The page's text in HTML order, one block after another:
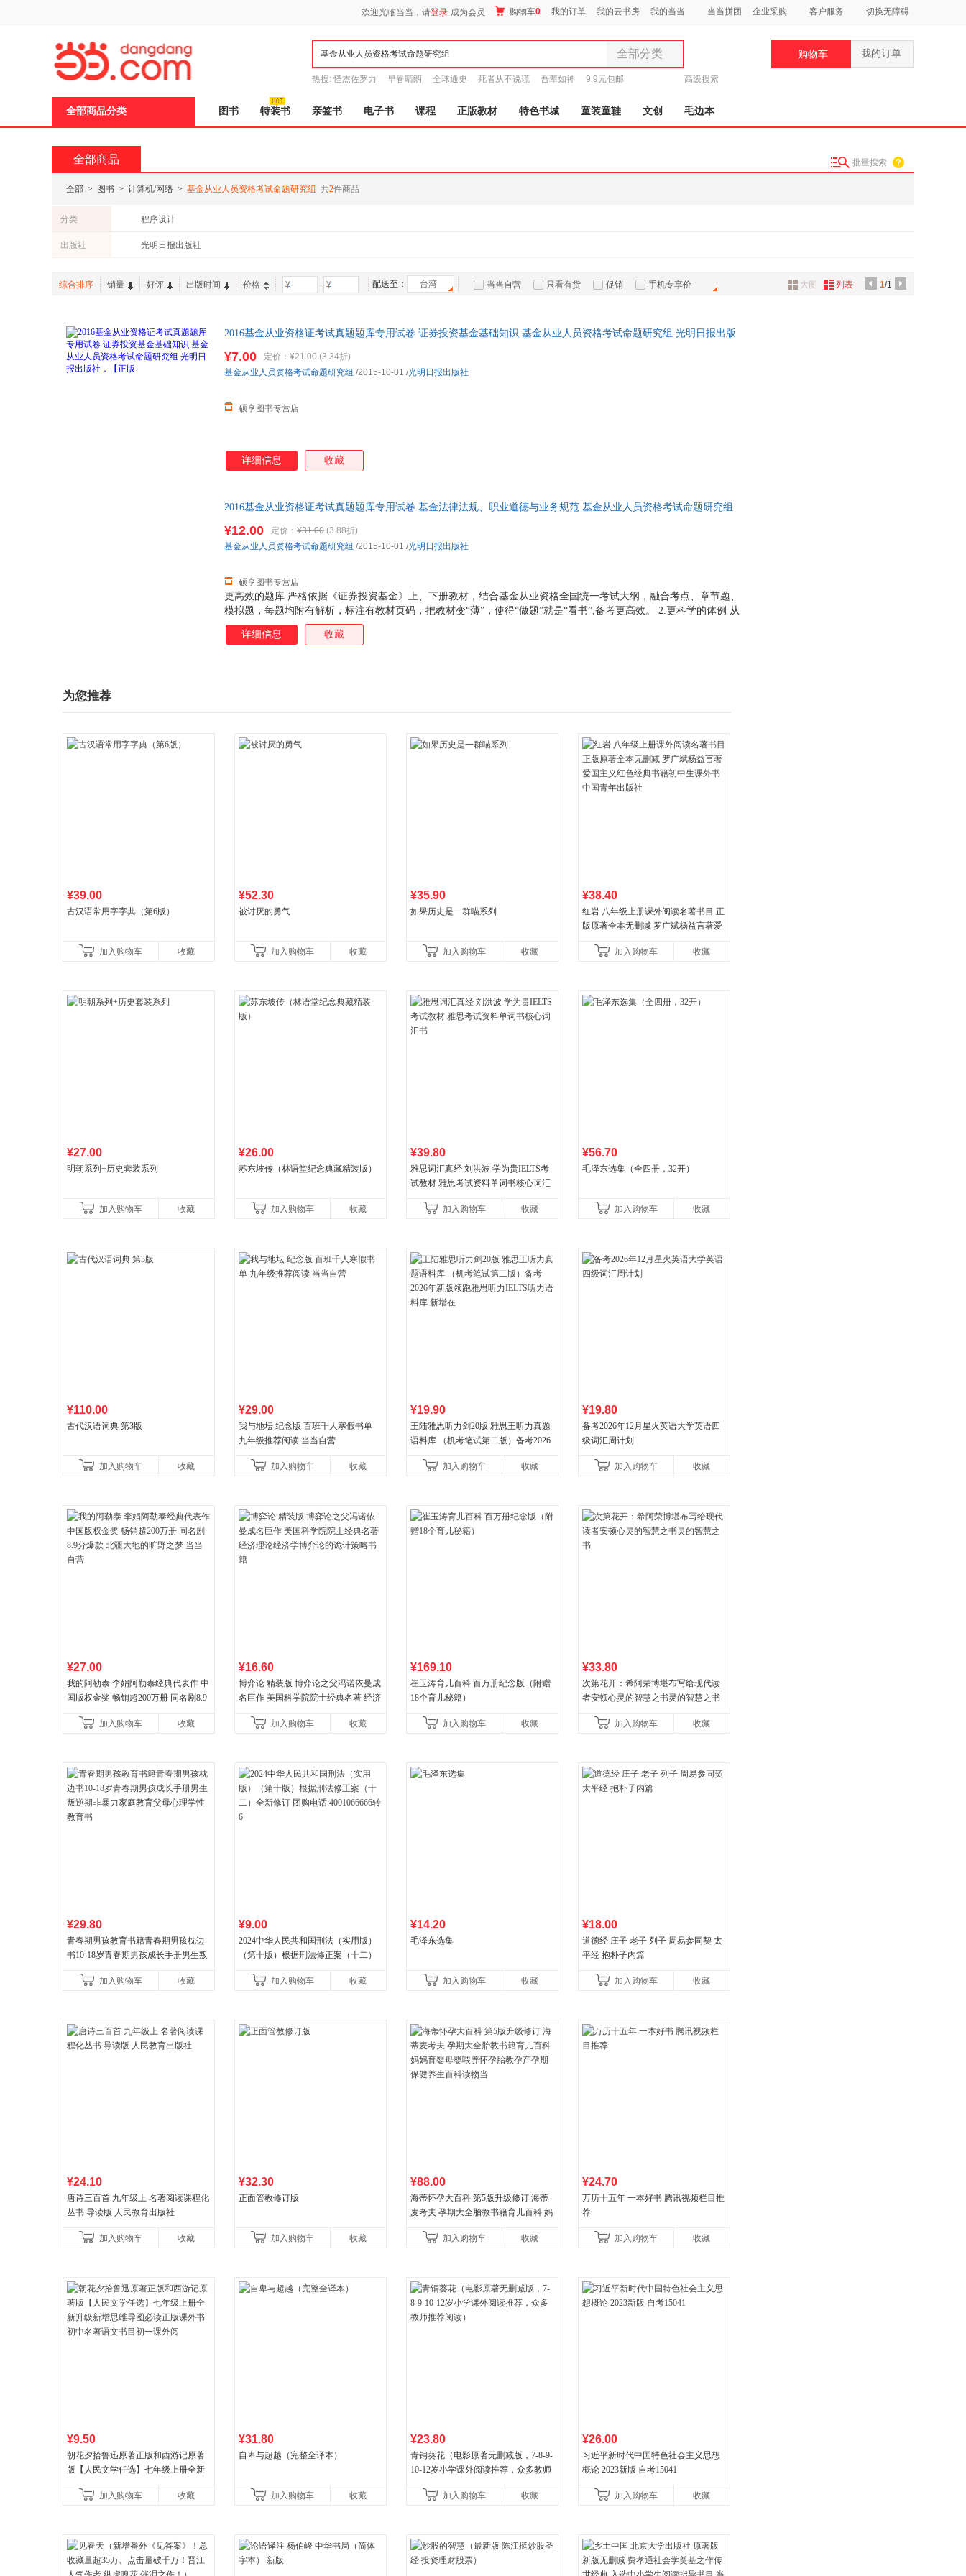
欢迎光临当当，请登录 成为会员 购物车0 我的订单 我的云书房 我的当当 当当拼团 企业采购 客户服务 切换无障碍
全部分类
全部分类
图书
电子书
家具装饰
箱包皮具
热搜: 怪杰佐罗力 早春晴朗 全球通史 死者从不说谎 吾辈如神 9.9元包邮 高级搜索
购物车 我的订单
全部商品分类 图书 特装书 亲签书 电子书 课程 正版教材 特色书城 童装童鞋 文创 毛边本
全部商品 批量搜索
全部 > 图书 > 计算机/网络 > 基金从业人员资格考试命题研究组 共2件商品
分类 程序设计
出版社 光明日报出版社
综合排序 销量 好评 出版时间 价格 - 配送至： 台湾 当当自营 只看有货 促销 手机专享价 1/1
大图 列表
2016基金从业资格证考试真题题库专用试卷 证券投资基金基础知识 基金从业人员资格考试命题研究组 光明日报出版
¥7.00 定价： ¥21.00 (3.34折)
硕享图书专营店
基金从业人员资格考试命题研究组 /2015-10-01 /光明日报出版社
详细信息 收藏
2016基金从业资格证考试真题题库专用试卷 基金法律法规、职业道德与业务规范 基金从业人员资格考试命题研究组
更高效的题库 严格依据《证券投资基金》上、下册教材，结合基金从业资格全国统一考试大纲，融合考点、章节题、
模拟题，每题均附有解析，标注有教材页码，把教材变“薄”，使得“做题”就是“看书”,备考更高效。 2.更科学的体例 从
一般的认识规律出发，先概述要点，再简述考点，最后再提供各种试题。由点到面，由简到繁，逐步展开。考点精
析、章节习题、上机题库、视频课件、思维导图、在线押题，内容多样，形式丰富，学习更有趣。 3.更实用的软件 电
¥12.00 定价： ¥31.00 (3.88折)
硕享图书专营店
基金从业人员资格考试命题研究组 /2015-10-01 /光明日报出版社
详细信息 收藏
为您推荐
¥39.00
古汉语常用字字典（第6版）
加入购物车 收藏
¥52.30
被讨厌的勇气
加入购物车 收藏
¥35.90
如果历史是一群喵系列
加入购物车 收藏
¥38.40
红岩 八年级上册课外阅读名著书目 正
版原著全本无删减 罗广斌杨益言著爱
国青年出版社加入购物车 收藏
¥27.00
明朝系列+历史套装系列
加入购物车 收藏
¥26.00
苏东坡传（林语堂纪念典藏精装版）
加入购物车 收藏
¥39.80
雅思词汇真经 刘洪波 学为贵IELTS考
试教材 雅思考试资料单词书核心词汇
加入购物车
收藏
¥56.70
毛泽东选集（全四册，32开）
加入购物车 收藏
¥110.00
古代汉语词典 第3版
加入购物车 收藏
¥29.00
我与地坛 纪念版 百班千人寒假书单
九年级推荐阅读 当当自营
加入购物车 收藏
¥19.90
王陆雅思听力剑20版 雅思王听力真题
语料库 （机考笔试第二版）备考2026
新增在
加入购物车 收藏
¥19.80
备考2026年12月星火英语大学英语四
级词汇周计划
加入购物车 收藏
¥27.00
我的阿勒泰 李娟阿勒泰经典代表作 中
国版权金奖 畅销超200万册 同名剧8.9
加入购物车
收藏
¥16.60
博弈论 精装版 博弈论之父冯诺依曼成
名巨作 美国科学院院士经典名著 经济
加入购物车
收藏
¥169.10
崔玉涛育儿百科 百万册纪念版（附赠
18个育儿秘籍）
加入购物车 收藏
¥33.80
次第花开：希阿荣博堪布写给现代读
者安顿心灵的智慧之书灵的智慧之书
加入购物车 收藏
¥29.80
青春期男孩教育书籍青春期男孩枕边
书10-18岁青春期男孩成长手册男生叛
育书
加入购物车 收藏
¥9.00
2024中华人民共和国刑法（实用版）
（第十版）根据刑法修正案（十二）
加入购物车
收藏
¥14.20
毛泽东选集
加入购物车 收藏
¥18.00
道德经 庄子 老子 列子 周易参同契 太
平经 抱朴子内篇
加入购物车 收藏
¥24.10
唐诗三百首 九年级上 名著阅读课程化
丛书 导读版 人民教育出版社
加入购物车 收藏
¥32.30
正面管教修订版
加入购物车 收藏
¥88.00
海蒂怀孕大百科 第5版升级修订 海蒂
麦考夫 孕期大全胎教书籍育儿百科 妈
健养生百科读物当
加入购物车 收藏
¥24.70
万历十五年 一本好书 腾讯视频栏目推
荐
加入购物车 收藏
¥9.50
朝花夕拾鲁迅原著正版和西游记原著
版【人民文学任选】七年级上册全新
中名著语文书目初一课外阅
加入购物车 收藏
¥31.80
自卑与超越（完整全译本）
加入购物车 收藏
¥23.80
青铜葵花（电影原著无删减版，7-8-9-
10-12岁小学课外阅读推荐，众多教师
加入购物车
收藏
¥26.00
习近平新时代中国特色社会主义思想
概论 2023新版 自考15041
加入购物车 收藏
页